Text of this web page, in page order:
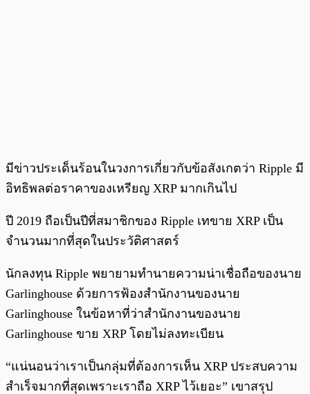
มีข่าวประเด็นร้อนในวงการเกี่ยวกับข้อสังเกตว่า Ripple มี
อิทธิพลต่อราคาของเหรียญ XRP มากเกินไป
ปี 2019 ถือเป็นปีที่สมาชิกของ Ripple เทขาย XRP เป็น
จำนวนมากที่สุดในประวัติศาสตร์
นักลงทุน Ripple พยายามทำนายความน่าเชื่อถือของนาย
Garlinghouse ด้วยการฟ้องสำนักงานของนาย
Garlinghouse ในข้อหาที่ว่าสำนักงานของนาย
Garlinghouse ขาย XRP โดยไม่ลงทะเบียน
“แน่นอนว่าเราเป็นกลุ่มที่ต้องการเห็น XRP ประสบความ
สำเร็จมากที่สุดเพราะเราถือ XRP ไว้เยอะ” เขาสรุป